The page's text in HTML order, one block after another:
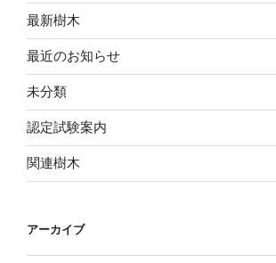
最新樹木
最近のお知らせ
未分類
認定試験案内
関連樹木
アーカイブ